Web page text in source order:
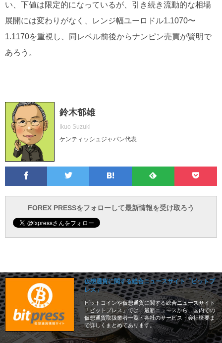
い、下値は限定的になっているが、引き続き流動的な相場
展開には変わりがなく、レンジ幅ユーロドル1.1070〜
1.1170を重視し、同レベル前後からナンピン売買が賢明で
あろう。
鈴木郁雄
Ikuo Suzuki
ケンティッシュジャパン代表
Twitter
て
ブ
で
ォ
ロ
ー
で
と
で
FOREX PRESSをフォローして最新情報を受け取ろう
仮想通貨に関する総合ニュースサイト「ビットプ
レス」
ビットコインや仮想通貨に関する総合ニュースサイト
「ビットプレス」では、最新ニュースから、国内での
仮想通貨取扱業者一覧・各社のサービス・会社概要ま
で詳しくまとめてあります。